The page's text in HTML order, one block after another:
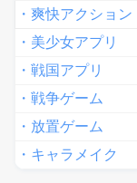
・爽快アクション
・美少女アプリ
・戦国アプリ
・戦争ゲーム
・放置ゲーム
・キャラメイク